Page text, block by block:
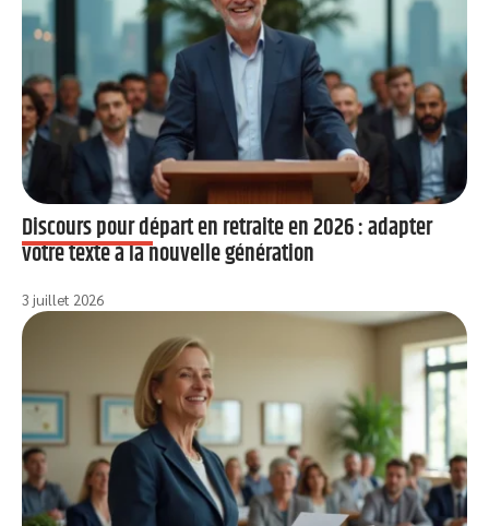
Discours pour départ en retraite en 2026 : adapter
votre texte à la nouvelle génération
3 juillet 2026